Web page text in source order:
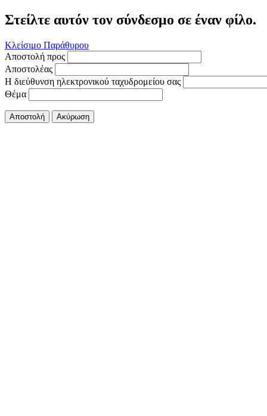
Στείλτε αυτόν τον σύνδεσμο σε έναν φίλο.
Κλείσιμο Παράθυρου
Αποστολή προς
Αποστολέας
Η διεύθυνση ηλεκτρονικού ταχυδρομείου σας
Θέμα
Αποστολή Ακύρωση